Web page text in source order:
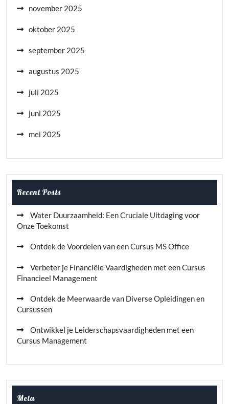
november 2025
oktober 2025
september 2025
augustus 2025
juli 2025
juni 2025
mei 2025
Recent Posts
Water Duurzaamheid: Een Cruciale Uitdaging voor
Onze Toekomst
Ontdek de Voordelen van een Cursus MS Office
Verbeter je Financiële Vaardigheden met een Cursus
Financieel Management
Ontdek de Meerwaarde van Diverse Opleidingen en
Cursussen
Ontwikkel je Leiderschapsvaardigheden met een
Cursus Management
Meta